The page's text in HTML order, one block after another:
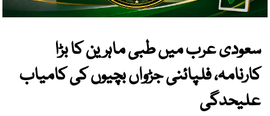
سعودی عرب میں طبی ماہرین کا بڑا
کارنامہ، فلپائنی جڑواں بچیوں کی کامیاب
علیحدگی